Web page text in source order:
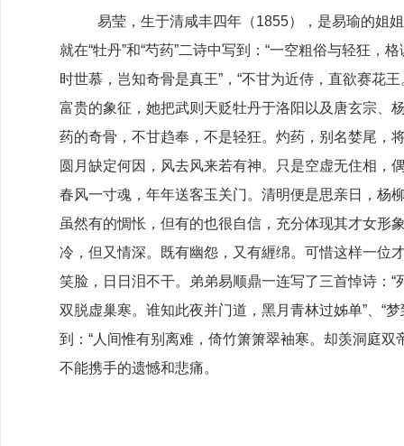
易莹，生于清咸丰四年（1855），是易瑜的姐
就在“牡丹”和“芍药”二诗中写到：“一空粗俗与轻狂
时世慕，岂知奇骨是真王”，“不甘为近侍，直欲赛花
富贵的象征，她把武则天贬牡丹于洛阳以及唐玄宗、
药的奇骨，不甘趋奉，不是轻狂。灼药，别名婪尾，
圆月缺定何因，风去风来若有神。只是空虚无住相，
春风一寸魂，年年送客玉关门。清明便是思亲日，杨
虽然有的惆怅，但有的也很自信，充分体现其才女形
冷，但又情深。既有幽怨，又有緾绵。可惜这样一位
笑脸，日日泪不干。弟弟易顺鼎一连写了三首悼诗：
双脱虚巢寒。谁知此夜并门道，黑月青林过姊单”、“
到：“人间惟有别离难，倚竹箫箫翠袖寒。却羡洞庭
不能携手的遗憾和悲痛。